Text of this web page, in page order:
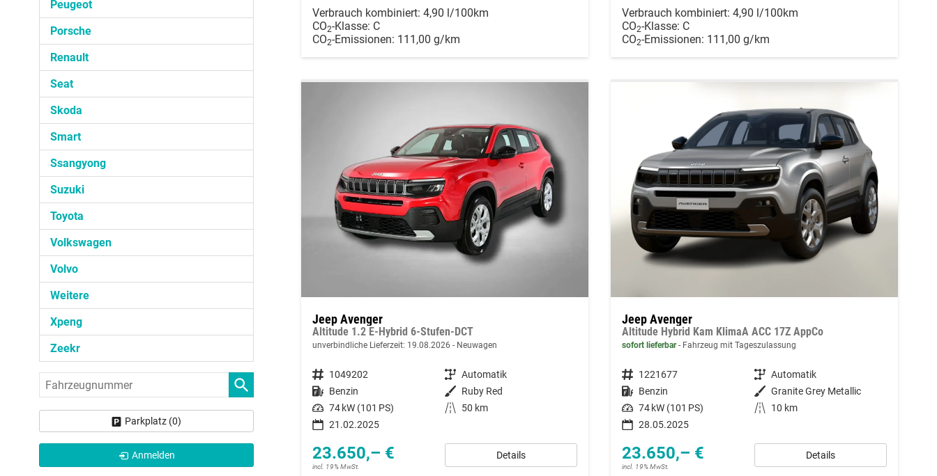
Verbrauch kombiniert: 4,90 l/100km
CO2-Klasse: C
CO2-Emissionen: 111,00 g/km
Verbrauch kombiniert: 4,90 l/100km
CO2-Klasse: C
CO2-Emissionen: 111,00 g/km
Jeep Avenger
Altitude 1.2 E-Hybrid 6-Stufen-DCT
unverbindliche Lieferzeit: 19.08.2026 Neuwagen
Fahrzeugnummer 1049202 Getriebe Automatik
Kraftstoff Benzin Außenfarbe Ruby Red
Leistung 74 kW (101 PS) Kilometerstand
50 km
21.02.2025
23.650,– €
incl. 19% MwSt.
Details
Jeep Avenger
Altitude Hybrid Kam KlimaA ACC 17Z AppCo
sofort lieferbar Fahrzeug mit Tageszulassung
Fahrzeugnummer 1221677 Getriebe Automatik
Kraftstoff Benzin Außenfarbe Granite Grey Metallic
Leistung 74 kW (101 PS) Kilometerstand
10 km
28.05.2025
23.650,– €
incl. 19% MwSt.
Details
Peugeot
Porsche
Renault
Seat
Skoda
Smart
Ssangyong
Suzuki
Toyota
Volkswagen
Volvo
Weitere
Xpeng
Zeekr
Fahrzeugnummer
Parkplatz (0)
Anmelden